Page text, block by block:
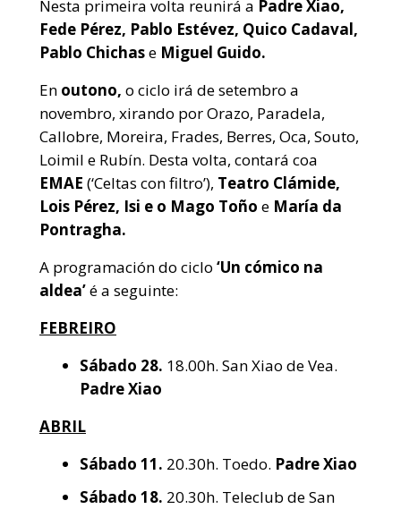
Nesta primeira volta reunirá a Padre Xiao,
Fede Pérez, Pablo Estévez, Quico Cadaval,
Pablo Chichase Miguel Guido.
En outono, o ciclo irá de setembro a
novembro, xirando por Orazo, Paradela,
Callobre, Moreira, Frades, Berres, Oca, Souto,
Loimil e Rubín. Desta volta, contará coa
EMAE (‘Celtas con filtro’), Teatro Clámide,
Lois Pérez, Isi e o Mago Toño e María da
Pontragha.
A programación do ciclo ‘Un cómico na
aldea’é a seguinte:
FEBREIRO
Sábado 28. 18.00h. San Xiao de Vea.
Padre Xiao
ABRIL
Sábado 11. 20.30h. Toedo. Padre Xiao
Sábado 18. 20.30h. Teleclub de San